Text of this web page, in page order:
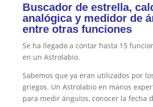
Buscador de estrella,
analógica y medidor de
entre otras funciones
Se ha llegado a contar hasta 15
en un Astrolabio.
Sabemos que ya eran utilizados por
griegos. Un Astrolabio en manos
para medir ángulos, conocer la fecha